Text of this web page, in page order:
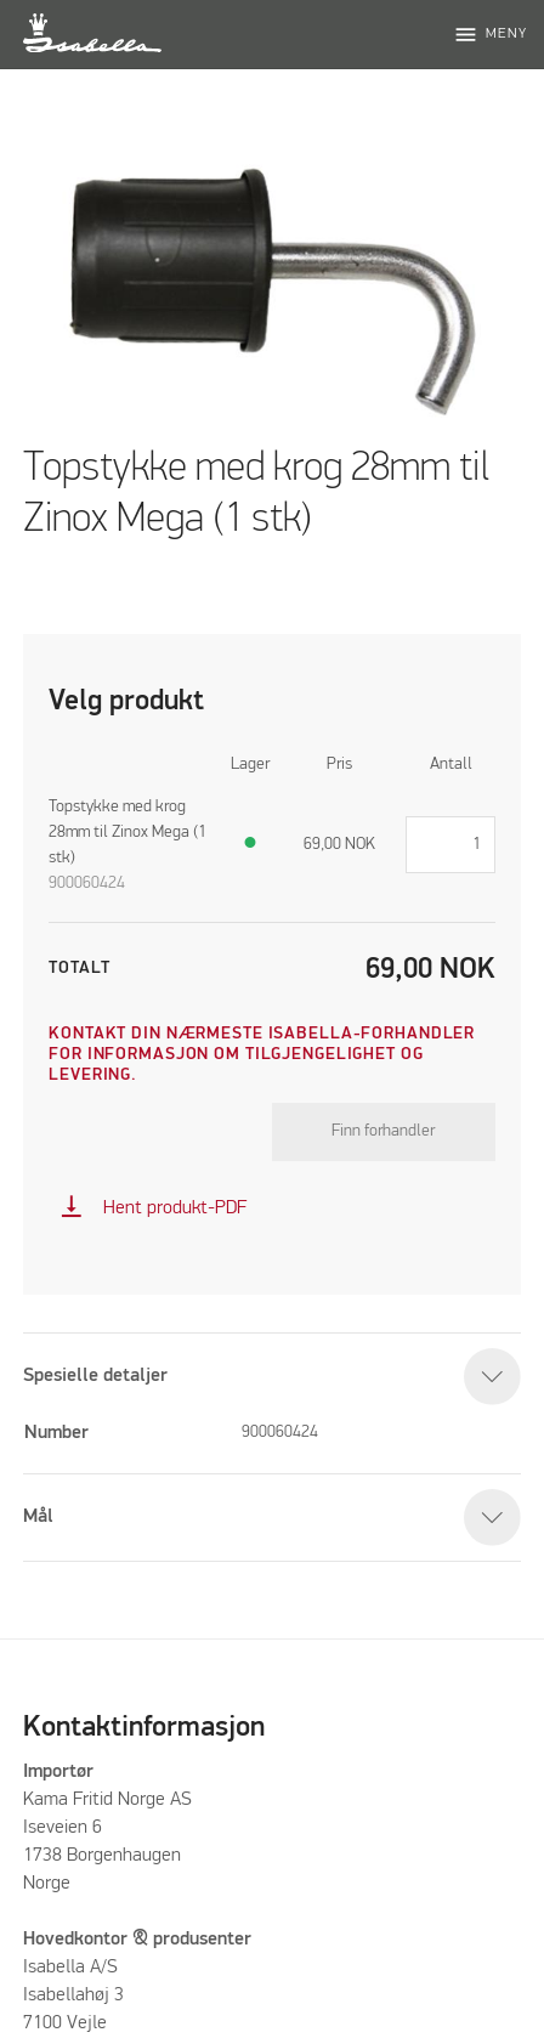
menu MENY
Topstykke med krog 28mm til
Zinox Mega (1 stk)
Velg produkt
Lager Pris Antall
Topstykke med krog
28mm til Zinox Mega (1
stk)
900060424
● 69,00 NOK
TOTALT 69,00 NOK
KONTAKT DIN NÆRMESTE ISABELLA-FORHANDLER
FOR INFORMASJON OM TILGJENGELIGHET OG
LEVERING.
Finn forhandler
vertical_align_bottom Hent produkt-PDF
Spesielle detaljer
Number 900060424
Mål
Kontaktinformasjon
Importør
Kama Fritid Norge AS
Iseveien 6
1738 Borgenhaugen
Norge
Hovedkontor & produsenter
Isabella A/S
Isabellahøj 3
7100 Vejle